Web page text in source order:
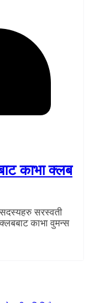
काभा क्लब
सदस्यहरु सरस्वती
काभा वुमन्स